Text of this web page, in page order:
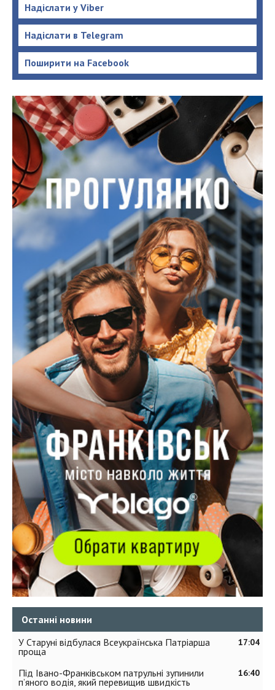
Надіслати у Viber
Надіслати в Telegram
Поширити на Facebook
Останні новини
17:04
У Старуні відбулася Всеукраїнська Патріарша
проща
16:40
Під Івано-Франківськом патрульні зупинили
п’яного водія, який перевищив швидкість